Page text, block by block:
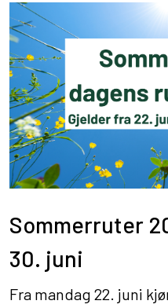
Sommerruter
30. juni
Fra mandag 22. juni